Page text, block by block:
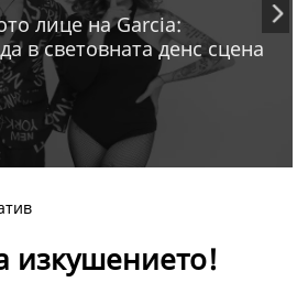
лице на Garcia:
в световната денс сцена
изкушението!